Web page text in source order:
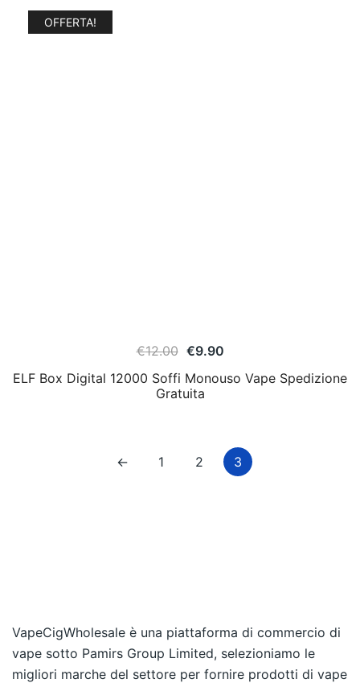
OFFERTA!
€12.00 €9.90
ELF Box Digital 12000 Soffi Monouso Vape Spedizione
Gratuita
← 1 2 3
VapeCigWholesale è una piattaforma di commercio di
vape sotto Pamirs Group Limited, selezioniamo le
migliori marche del settore per fornire prodotti di vape